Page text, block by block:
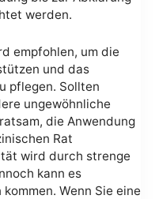
werden.
empfohlen, um die
und das
pflegen. Sollten
ungewöhnliche
die Anwendung
Rat
wird durch strenge
kann es
Wenn Sie eine